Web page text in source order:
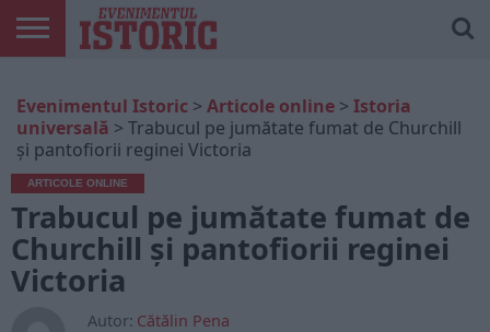
ONLINE
EDIȚII
TIPĂRITE
ISTORIC
PLAY
CONTUL
MEU
Evenimentul Istoric > Articole online > Istoria
universală > Trabucul pe jumătate fumat de Churchill
și pantofiorii reginei Victoria
ARTICOLE ONLINE
Trabucul pe jumătate fumat de
Churchill și pantofiorii reginei
Victoria
Autor: Cătălin Pena